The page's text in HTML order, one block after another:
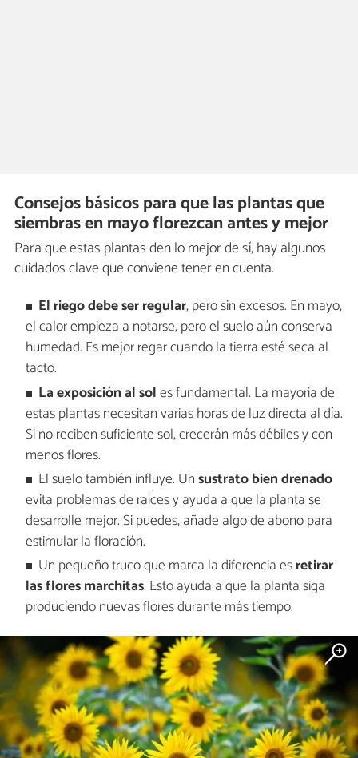
Consejos básicos para que las plantas que
siembras en mayo florezcan antes y mejor
Para que estas plantas den lo mejor de sí, hay algunos
cuidados clave que conviene tener en cuenta.
El riego debe ser regular, pero sin excesos. En mayo,
el calor empieza a notarse, pero el suelo aún conserva
humedad. Es mejor regar cuando la tierra esté seca al
tacto.
La exposición al soles fundamental. La mayoría de
estas plantas necesitan varias horas de luz directa al día.
Si no reciben suficiente sol, crecerán más débiles y con
menos flores.
El suelo también influye. Unsustrato bien drenado
evita problemas de raíces y ayuda a que la planta se
desarrolle mejor. Si puedes, añade algo de abono para
estimular la floración.
Un pequeño truco que marca la diferencia esretirar
las flores marchitas. Esto ayuda a que la planta siga
produciendo nuevas flores durante más tiempo.